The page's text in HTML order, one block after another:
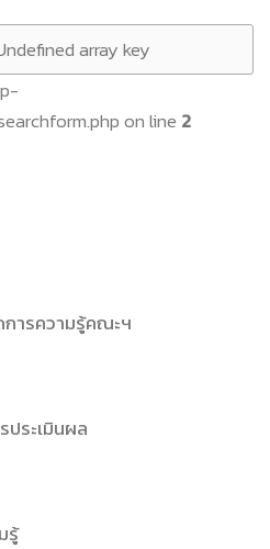
on line 2
ารความรู้คณะฯ
ประเมินผล
รู้